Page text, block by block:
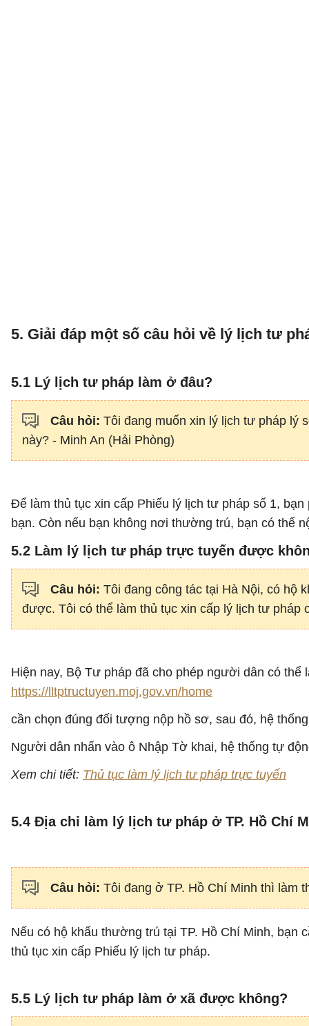
5. Giải đáp một số câu hỏi về lý lịch tư
5.1 Lý lịch tư pháp làm ở đâu?
Câu hỏi: Tôi đang muốn xin lý lịch tư pháp lý
này? - Minh An (Hải Phòng)
Để làm thủ tục xin cấp Phiếu lý lịch tư pháp số 1,
bạn. Còn nếu bạn không nơi thường trú, bạn có thể
5.2 Làm lý lịch tư pháp trực tuyến được
Câu hỏi: Tôi đang công tác tại Hà Nội, có hộ
được. Tôi có thể làm thủ tục xin cấp lý lịch tư
Hiện nay, Bộ Tư pháp đã cho phép người dân có
https://lltptructuyen.moj.gov.vn/home
cần chọn đúng đối tượng nộp hồ sơ, sau đó, hệ
Người dân nhấn vào ô Nhập Tờ khai, hệ thống tự
Xem chi tiết: Thủ tục làm lý lịch tư pháp trực tuyến
5.4 Địa chỉ làm lý lịch tư pháp ở TP. Hồ Chí
Câu hỏi: Tôi đang ở TP. Hồ Chí Minh thì làm
Nếu có hộ khẩu thường trú tại TP. Hồ Chí Minh, bạn
thủ tục xin cấp Phiếu lý lịch tư pháp.
5.5 Lý lịch tư pháp làm ở xã được không?